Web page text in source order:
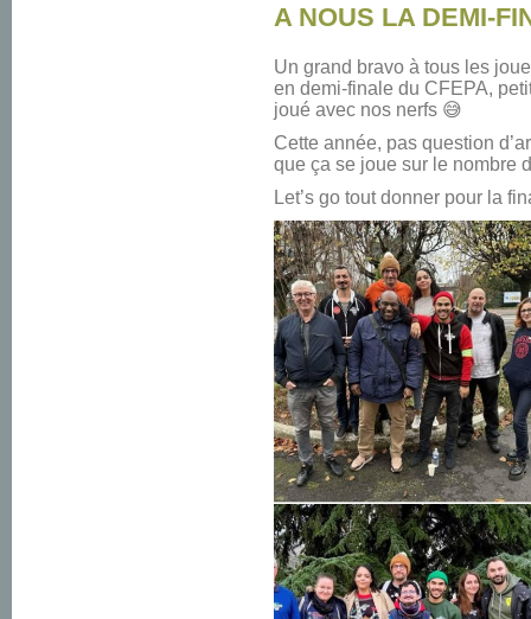
A NOUS LA DEMI-
Un grand bravo à tous les
en demi-finale du CFEPA,
joué avec nos nerfs 😅
Cette année, pas question
que ça se joue sur le nombre
Let’s go tout donner pour la